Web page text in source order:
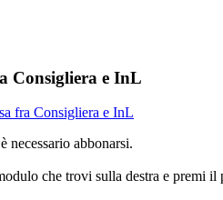
Consigliera e InL
fra Consigliera e InL
necessario abbonarsi.
che trovi sulla destra e premi